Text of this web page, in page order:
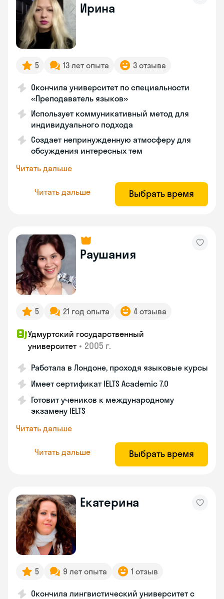
Ирина
5 13 лет опыта 3 отзыва
Окончила университет по специальности
«Преподаватель языков»
Использует коммуникативный метод для
индивидуального подхода
Создает непринужденную атмосферу для
обсуждения интересных тем
Читать дальше
Читать дальше Выбрать время
Раушания
5 21 год опыта 4 отзыва
Удмуртский государственный
университет • 2005 г.
Работала в Лондоне, проходя языковые курсы
Имеет сертификат IELTS Academic 7.0
Готовит учеников к международному
экзамену IELTS
Читать дальше
Читать дальше Выбрать время
Екатерина
5 9 лет опыта 1 отзыв
Окончила лингвистический университет с